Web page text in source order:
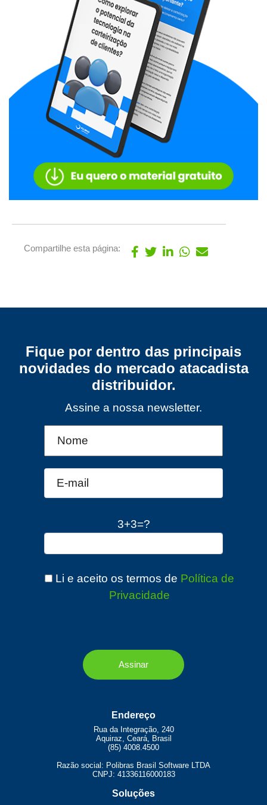
Compartilhe esta página:
Fique por dentro das principais
novidades do mercado atacadista
distribuidor.
Assine a nossa newsletter.
3+3=?
Li e aceito os termos de Política de
Privacidade
Endereço
Rua da Integração, 240
Aquiraz, Ceará, Brasil
(85) 4008.4500
Razão social: Polibras Brasil Software LTDA
CNPJ: 41336116000183
Soluções